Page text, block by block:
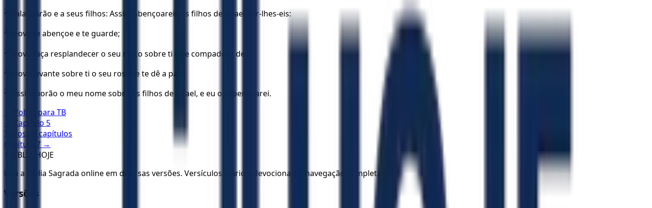
23 Fala a Arão e a seus filhos: Assim abençoareis os filhos de Israel; dir-lhes-eis:
24 Jeová te abençoe e te guarde;
25 Jeová faça resplandecer o seu rosto sobre ti e se compadeça de ti;
26 Jeová levante sobre ti o seu rosto e te dê a paz.
27
Assim porão o meu nome sobre os filhos de Israel, e eu os abençoarei.
← Voltar para TB
← Capítulo 5
Todos os capítulos
Capítulo
7 →
BÍBLIA HOJE
Leia a Bíblia Sagrada online em diversas versões. Versículos diários, devocionais e navegação completa.
Versões